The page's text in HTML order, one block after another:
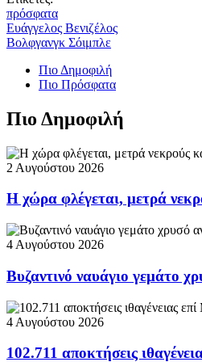
πρόσφατα
Ευάγγελος Βενιζέλος
Βολφγανγκ Σόιμπλε
Πιο Δημοφιλή
Πιο Πρόσφατα
Πιο Δημοφιλή
2 Αυγούστου 2026
Η χώρα φλέγεται, μετρά
4 Αυγούστου 2026
Βυζαντινό ναυάγιο γεμάτο
4 Αυγούστου 2026
102.711 αποκτήσεις